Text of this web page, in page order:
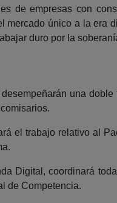
de empresas con
mercado único a la
duro por la
una
el trabajo relativo al
Digital, coordinará
de Competencia.